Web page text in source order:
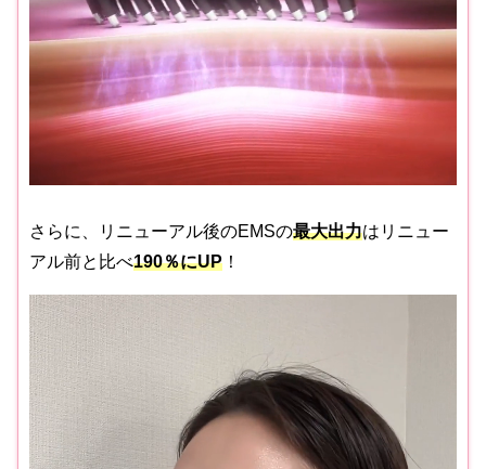
さらに、リニューアル後のEMSの最大出力はリニュー
アル前と比べ190％にUP ！